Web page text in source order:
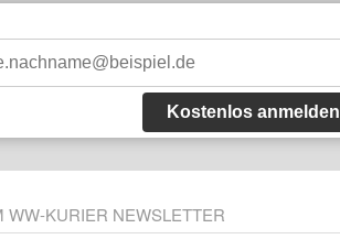
Kostenlos anmelden
WW-KURIER NEWSLETTER